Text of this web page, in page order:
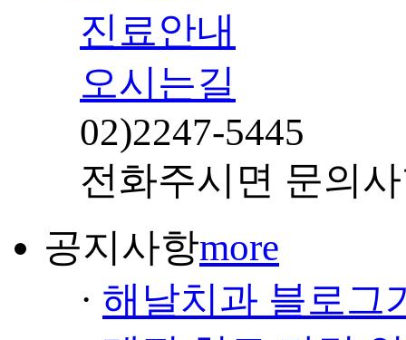
진료안내
오시는길
02)2247-5445
전화주시면 문의
공지사항more
· 해날치과 블로그